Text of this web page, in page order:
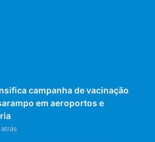
campanha de vacinação
em aeroportos e